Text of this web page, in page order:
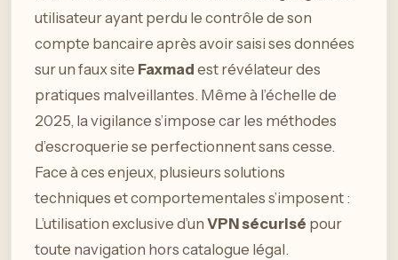
utilisateur ayant perdu le contrôle de son
compte bancaire après avoir saisi ses données
sur un faux site Faxmad est révélateur des
pratiques malveillantes. Même à l’échelle de
2025, la vigilance s’impose car les méthodes
d’escroquerie se perfectionnent sans cesse.
Face à ces enjeux, plusieurs solutions
techniques et comportementales s’imposent :
L’utilisation exclusive d’un VPN sécurisé pour
toute navigation hors catalogue légal.